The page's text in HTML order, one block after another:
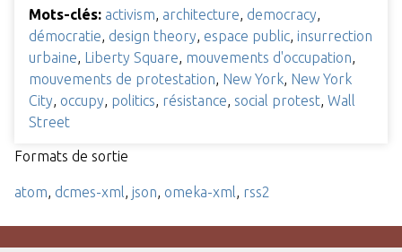
Mots-clés: activism architecture democracy
démocratie design theory espace public insurrection
urbaine Liberty Square mouvements d'occupation
mouvements de protestation New York New York
City occupy politics résistance social protest Wall
Street
Formats de sortie
atom dcmes-xml json omeka-xml rss2